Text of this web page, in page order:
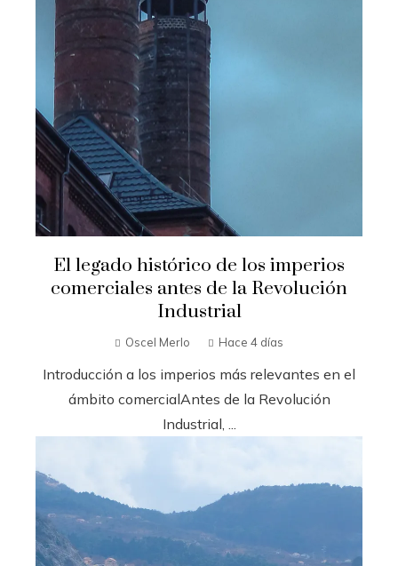
El legado histórico de los imperios
comerciales antes de la Revolución
Industrial
Oscel Merlo Hace 4 días
Introducción a los imperios más relevantes en el
ámbito comercialAntes de la Revolución
Industrial, ...